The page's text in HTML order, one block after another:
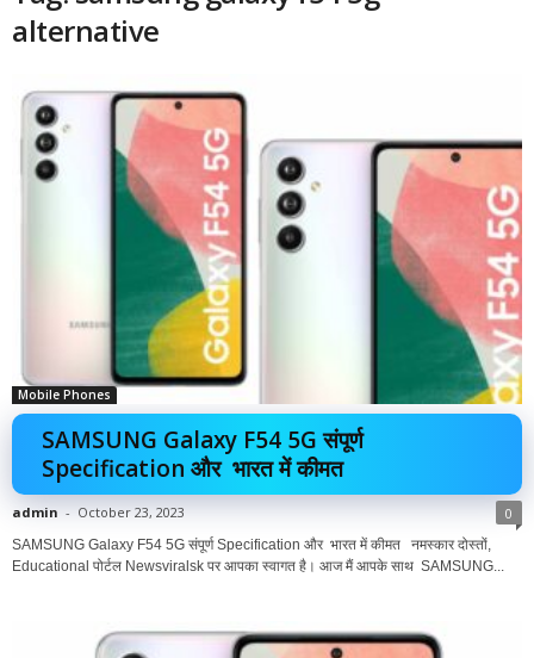
alternative
Mobile Phones
SAMSUNG Galaxy F54 5G संपूर्ण
Specification और भारत में कीमत
admin - October 23, 2023 0
SAMSUNG Galaxy F54 5G संपूर्ण Specification और भारत में कीमत नमस्कार दोस्तों,
Educational पोर्टल Newsviralsk पर आपका स्वागत है। आज मैं आपके साथ SAMSUNG...